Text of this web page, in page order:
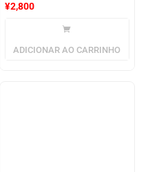
¥2,800
ADICIONAR AO CARRINHO